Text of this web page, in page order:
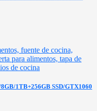
1TB+256GB SSD/GTX1060